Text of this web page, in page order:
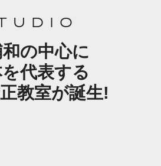
の中心に
を代表する
教室が誕生!